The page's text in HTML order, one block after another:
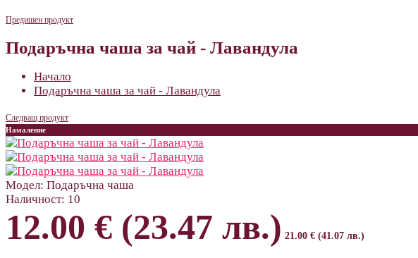
Предишен продукт
Подаръчна чаша за чай - Лавандула
Начало
Подаръчна чаша за чай - Лавандула
Следващ продукт
Намаление
Модел: Подаръчна чаша
Наличност: 10
12.00 € (23.47 лв.) 21.00 € (41.07 лв.)